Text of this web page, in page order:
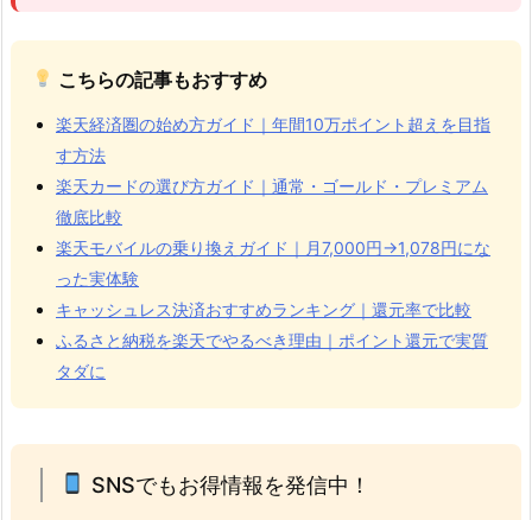
こちらの記事もおすすめ
楽天経済圏の始め方ガイド｜年間10万ポイント超えを目指
す方法
楽天カードの選び方ガイド｜通常・ゴールド・プレミアム
徹底比較
楽天モバイルの乗り換えガイド｜月7,000円→1,078円にな
った実体験
キャッシュレス決済おすすめランキング｜還元率で比較
ふるさと納税を楽天でやるべき理由｜ポイント還元で実質
タダに
SNSでもお得情報を発信中！